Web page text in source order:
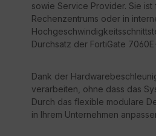
sowie Service Provider. Sie
Rechenzentrums oder in
Durchsatz der FortiGate
Dank der
verarbeiten, ohne dass das
Durch das flexible modulare
in Ihrem Unternehmen